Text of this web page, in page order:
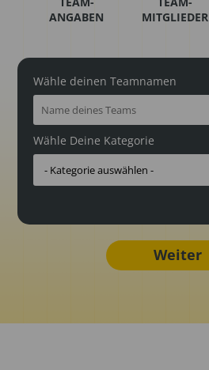
ANGABEN
MITGLIEDER
Wähle deinen Teamnamen
Wähle Deine Kategorie
Weiter